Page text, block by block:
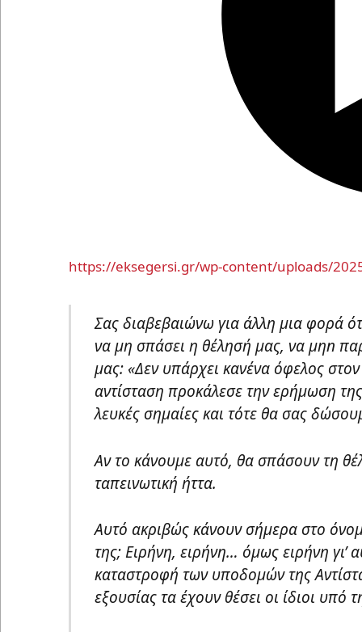
https://eksegersi.gr/wp-content/uploads/
Σας διαβεβαιώνω για άλλη μια φορά
να μη σπάσει η θέλησή μας, να μηn
μας: «Δεν υπάρχει κανένα όφελος
αντίσταση προκάλεσε την ερήμωση
λευκές σημαίες και τότε θα σας
Αν το κάνουμε αυτό, θα σπάσουν τη
ταπεινωτική ήττα.
Αυτό ακριβώς κάνουν σήμερα στο
της; Ειρήνη, ειρήνη… όμως ειρήνη γι’
καταστροφή των υποδομών της
εξουσίας τα έχουν θέσει οι ίδιοι υπό